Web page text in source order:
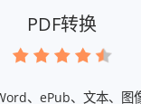
PDF转换
、ePub、文本、图